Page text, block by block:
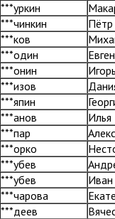
***уркин
***чинкин
Пётр
***ков
***один
***онин
***изов
***япин
***анов
Илья
***пар
***орко
***убев
***убев
Иван
***чарова
***деев